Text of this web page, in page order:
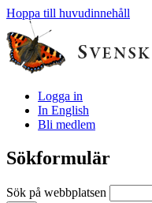
Hoppa till huvudinnehåll
Logga in
In English
Bli medlem
Sökformulär
Sök på webbplatsen